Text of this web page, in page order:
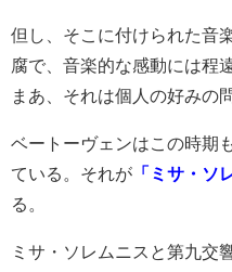
但し、そこに付けられた音
腐で、音楽的な感動には程
まあ、それは個人の好みの
ベートーヴェンはこの時期
ている。それが 「ミサ・ソ
る。
ミサ・ソレムニスと第九交